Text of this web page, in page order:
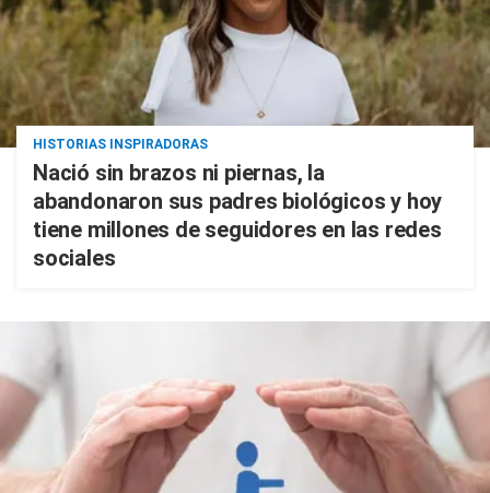
HISTORIAS INSPIRADORAS
Nació sin brazos ni piernas, la
abandonaron sus padres biológicos y hoy
tiene millones de seguidores en las redes
sociales